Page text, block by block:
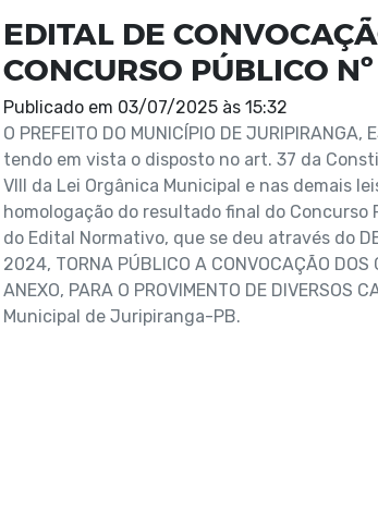
EDITAL DE
CONCURSO PÚBLICO
Publicado em 03/07/2025 às 15:32
O PREFEITO DO MUNICÍPIO DE
tendo em vista o disposto no art. 37 da
VIII da Lei Orgânica Municipal e nas demais
homologação do resultado final do Concurso
do Edital Normativo, que se deu através do
2024, TORNA PÚBLICO A CONVOCAÇÃO DOS
ANEXO, PARA O PROVIMENTO DE
Municipal de Juripiranga-PB.